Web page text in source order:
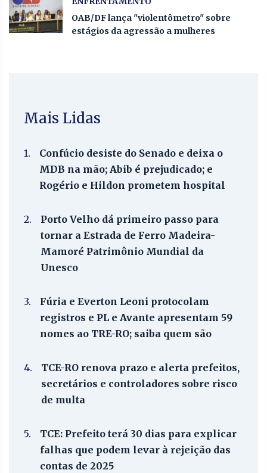
OAB/DF lança "violentômetro" sobre
estágios da agressão a mulheres
Mais Lidas
1.
Confúcio desiste do Senado e deixa o
MDB na mão; Abib é prejudicado; e
Rogério e Hildon prometem hospital
2.
Porto Velho dá primeiro passo para
tornar a Estrada de Ferro Madeira-
Mamoré Patrimônio Mundial da
Unesco
3.
Fúria e Everton Leoni protocolam
registros e PL e Avante apresentam 59
nomes ao TRE-RO; saiba quem são
4.
TCE-RO renova prazo e alerta prefeitos,
secretários e controladores sobre risco
de multa
5.
TCE: Prefeito terá 30 dias para explicar
falhas que podem levar à rejeição das
contas de 2025